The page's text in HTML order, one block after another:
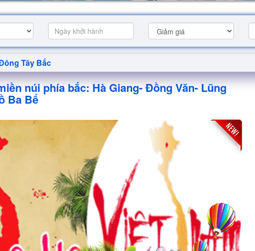
Tây Bắc
núi phía bắc: Hà Giang- Đồng Văn- Lũng
Ba Bể